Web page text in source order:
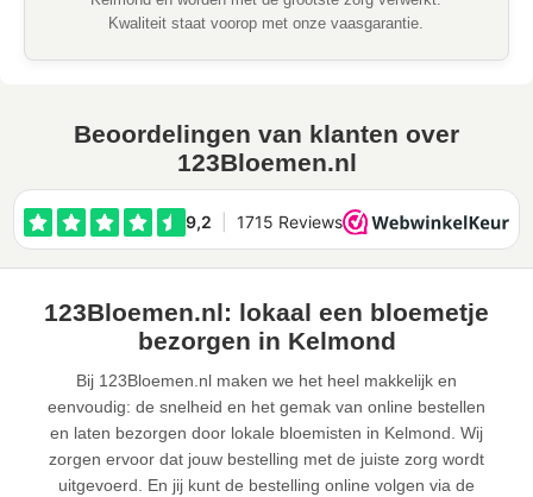
Kwaliteit staat voorop met onze vaasgarantie.
Beoordelingen van klanten over
123Bloemen.nl
123Bloemen.nl: lokaal een bloemetje
bezorgen in Kelmond
Bij 123Bloemen.nl maken we het heel makkelijk en
eenvoudig: de snelheid en het gemak van online bestellen
en laten bezorgen door lokale bloemisten in Kelmond. Wij
zorgen ervoor dat jouw bestelling met de juiste zorg wordt
uitgevoerd. En jij kunt de bestelling online volgen via de